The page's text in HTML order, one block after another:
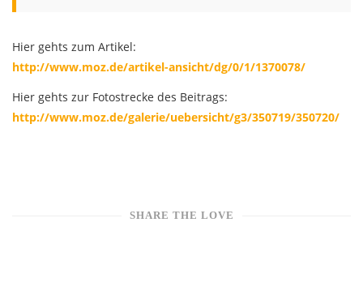
Hier gehts zum Artikel:
http://www.moz.de/artikel-ansicht/dg/0/1/1370078/
Hier gehts zur Fotostrecke des Beitrags:
http://www.moz.de/galerie/uebersicht/g3/350719/350720/
SHARE THE LOVE